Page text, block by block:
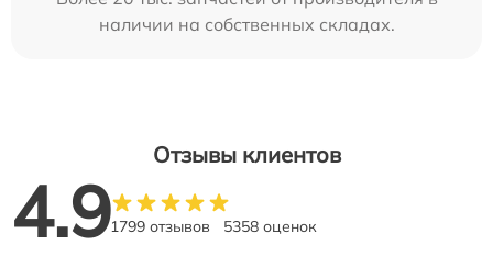
наличии на собственных складах.
Отзывы клиентов
4.91799 отзывов 5358 оценок